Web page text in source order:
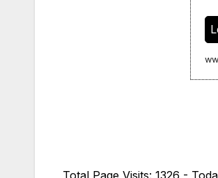
Total Page Visits: 1326 -